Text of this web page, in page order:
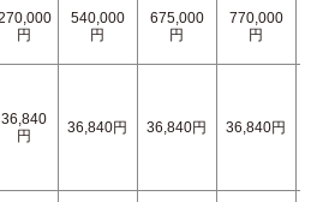
円
540,000
円
675,000
円
770,000
円
36,840
円
36,840円 36,840円 36,840円